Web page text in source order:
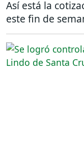
Así está la
este fin de